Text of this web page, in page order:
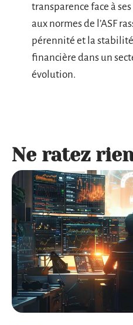
transparence face à
aux normes de l’ASF
pérennité et la
financière dans un
évolution.
Ne ratez